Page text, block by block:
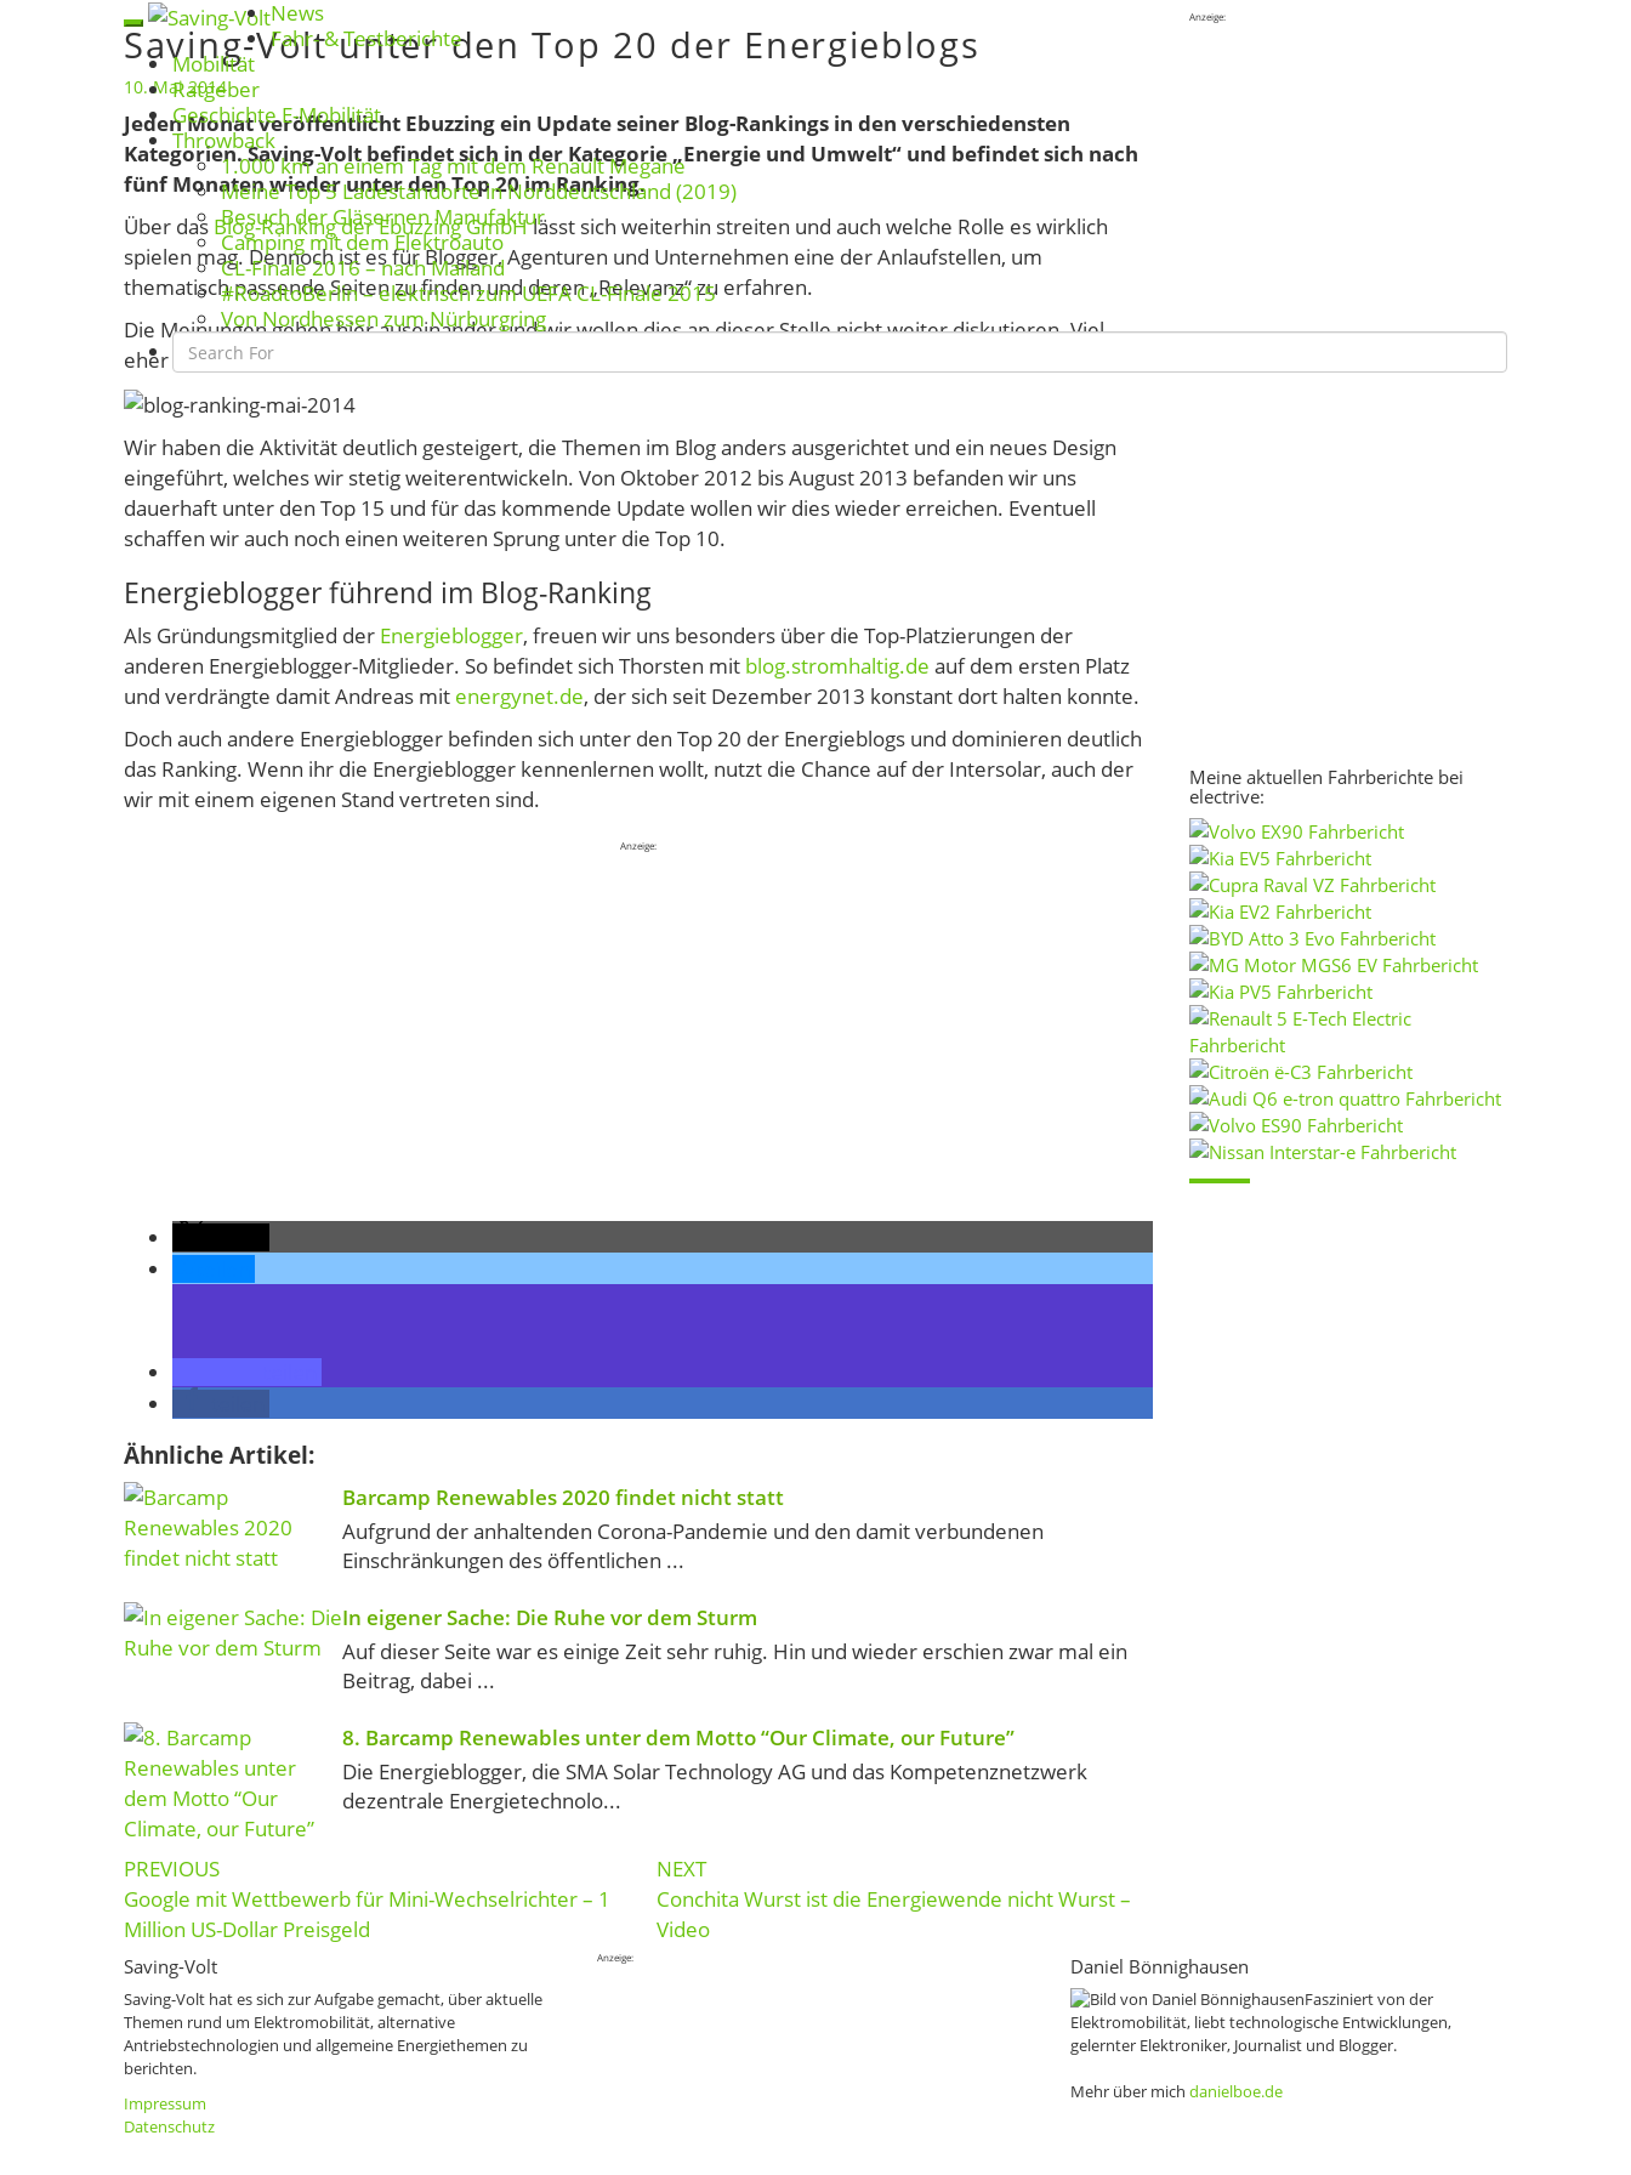
Toggle
navigation
News
Fahr- & Testberichte
Mobilität
Ratgeber
Geschichte E-Mobilität
Throwback
1.000 km an einem Tag mit dem Renault Megane
Meine Top 5 Ladestandorte in Norddeutschland (2019)
Besuch der Gläsernen Manufaktur
Camping mit dem Elektroauto
CL-Finale 2016 – nach Mailand
#RoadtoBerlin – elektrisch zum UEFA CL-Finale 2015
Von Nordhessen zum Nürburgring
Search
Icon
Saving-
Volt
unter
den
Top
20
der
Energieblogs
Saving-Volt unter den Top 20 der Energieblogs
10. Mai 2014
Jeden Monat veröffentlicht Ebuzzing ein Update seiner Blog-Rankings in den verschiedensten
Kategorien. Saving-Volt befindet sich in der Kategorie „Energie und Umwelt“ und befindet sich nach
fünf Monaten wieder unter den Top 20 im Ranking.
Über das Blog-Ranking der Ebuzzing GmbHlässt sich weiterhin streiten und auch welche Rolle es wirklich
spielen mag. Dennoch ist es für Blogger, Agenturen und Unternehmen eine der Anlaufstellen, um
thematisch passende Seiten zu finden und deren „Relevanz“ zu erfahren.
Die Meinungen gehen hier auseinander und wir wollen dies an dieser Stelle nicht weiter diskutieren. Viel
eher freuen wir uns über die aktuelle Platzierung und den Einzug unter die Top 20 nach fast fünf Monaten.
Wir haben die Aktivität deutlich gesteigert, die Themen im Blog anders ausgerichtet und ein neues Design
eingeführt, welches wir stetig weiterentwickeln. Von Oktober 2012 bis August 2013 befanden wir uns
dauerhaft unter den Top 15 und für das kommende Update wollen wir dies wieder erreichen. Eventuell
schaffen wir auch noch einen weiteren Sprung unter die Top 10.
Energieblogger führend im Blog-Ranking
Als Gründungsmitglied der Energieblogger, freuen wir uns besonders über die Top-Platzierungen der
anderen Energieblogger-Mitglieder. So befindet sich Thorsten mit blog.stromhaltig.de auf dem ersten Platz
und verdrängte damit Andreas mit energynet.de, der sich seit Dezember 2013 konstant dort halten konnte.
Doch auch andere Energieblogger befinden sich unter den Top 20 der Energieblogs und dominieren deutlich
das Ranking. Wenn ihr die Energieblogger kennenlernen wollt, nutzt die Chance auf der Intersolar, auch der
wir mit einem eigenen Stand vertreten sind.
Anzeige:
Ähnliche Artikel:
Barcamp Renewables 2020 findet nicht statt
Aufgrund der anhaltenden Corona-Pandemie und den damit verbundenen
Einschränkungen des öffentlichen ...
In eigener Sache: Die Ruhe vor dem Sturm
Auf dieser Seite war es einige Zeit sehr ruhig. Hin und wieder erschien zwar mal ein
Beitrag, dabei ...
8. Barcamp Renewables unter dem Motto “Our Climate, our Future”
Die Energieblogger, die SMA Solar Technology AG und das Kompetenznetzwerk
dezentrale Energietechnolo...
Post
navigation
PREVIOUS
Google mit Wettbewerb für Mini-Wechselrichter – 1
Million US-Dollar Preisgeld
NEXT
Conchita Wurst ist die Energiewende nicht Wurst –
Video
Anzeige:
Meine aktuellen Fahrberichte bei
electrive:
Saving-Volt
Saving-Volt hat es sich zur Aufgabe gemacht, über aktuelle
Themen rund um Elektromobilität, alternative
Antriebstechnologien und allgemeine Energiethemen zu
berichten.
Impressum
Datenschutz
Anzeige: Daniel Bönnighausen
Fasziniert von der
Elektromobilität, liebt technologische Entwicklungen,
gelernter Elektroniker, Journalist und Blogger.
Mehr über mich danielboe.de